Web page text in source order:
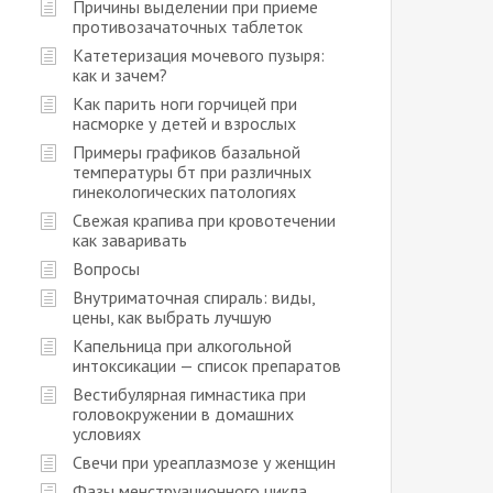
Причины выделении при приеме
противозачаточных таблеток
Катетеризация мочевого пузыря:
как и зачем?
Как парить ноги горчицей при
насморке у детей и взрослых
Примеры графиков базальной
температуры бт при различных
гинекологических патологиях
Свежая крапива при кровотечении
как заваривать
Вопросы
Внутриматочная спираль: виды,
цены, как выбрать лучшую
Капельница при алкогольной
интоксикации — список препаратов
Вестибулярная гимнастика при
головокружении в домашних
условиях
Свечи при уреаплазмозе у женщин